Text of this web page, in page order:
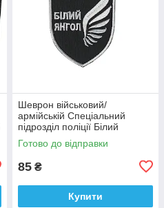
Шеврон військовий/
армійській Спеціальний
підрозділ поліції Білий
янгол на чорному, ЗСУ. 7 см *
9 см
Готово до відправки
85 ₴
Купити